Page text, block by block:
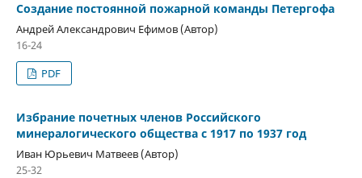
Создание постоянной пожарной команды Петергофа
Андрей Александрович Ефимов (Автор)
16-24
PDF
Избрание почетных членов Российского
минералогического общества с 1917 по 1937 год
Иван Юрьевич Матвеев (Автор)
25-32